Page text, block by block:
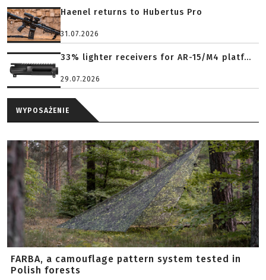
Haenel returns to Hubertus Pro
31.07.2026
33% lighter receivers for AR-15/M4 platf...
29.07.2026
WYPOSAŻENIE
FARBA, a camouflage pattern system tested in
Polish forests